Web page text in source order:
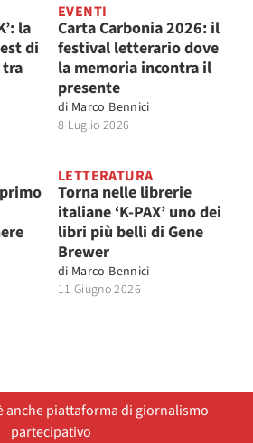
la
di
tra
EVENTI
Carta Carbonia 2026: il
festival letterario dove
la memoria incontra il
presente
di Marco Bennici
8 Luglio 2026
LETTERATURA
Torna nelle librerie
italiane ‘K-PAX’ uno dei
libri più belli di Gene
Brewer
di Marco Bennici
11 Giugno 2026
anche piattaforma di giornalismo
partecipativo